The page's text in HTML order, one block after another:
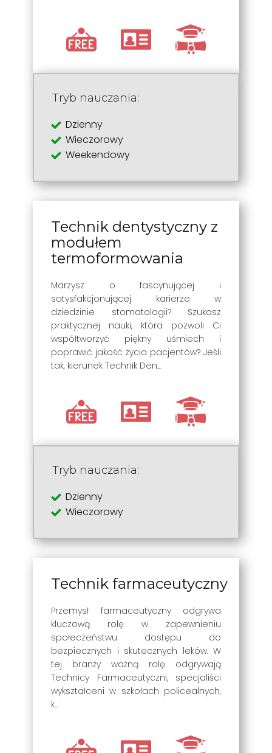
Tryb nauczania:
Dzienny
Wieczorowy
Weekendowy
Technik dentystyczny z
modułem
termoformowania
Marzysz o fascynującej i
satysfakcjonującej karierze w
dziedzinie stomatologii? Szukasz
praktycznej nauki, która pozwoli Ci
współtworzyć piękny uśmiech i
poprawić jakość życia pacjentów? Jeśli
tak, kierunek Technik Den...
Tryb nauczania:
Dzienny
Wieczorowy
Technik farmaceutyczny
Przemysł farmaceutyczny odgrywa
kluczową rolę w zapewnieniu
społeczeństwu dostępu do
bezpiecznych i skutecznych leków. W
tej branży ważną rolę odgrywają
Technicy Farmaceutyczni, specjaliści
wykształceni w szkołach policealnych,
k...